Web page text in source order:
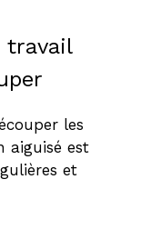
travail
les
aiguisé est
et